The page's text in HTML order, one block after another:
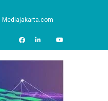
Mediajakarta.com